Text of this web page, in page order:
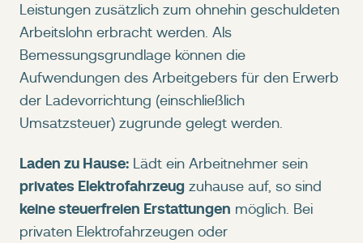
Leistungen zusätzlich zum ohnehin geschuldeten
Arbeitslohn erbracht werden. Als
Bemessungsgrundlage können die
Aufwendungen des Arbeitgebers für den Erwerb
der Ladevorrichtung (einschließlich
Umsatzsteuer) zugrunde gelegt werden.
Laden zu Hause: Lädt ein Arbeitnehmer sein
privates Elektrofahrzeug zuhause auf, so sind
keine steuerfreien Erstattungen möglich. Bei
privaten Elektrofahrzeugen oder